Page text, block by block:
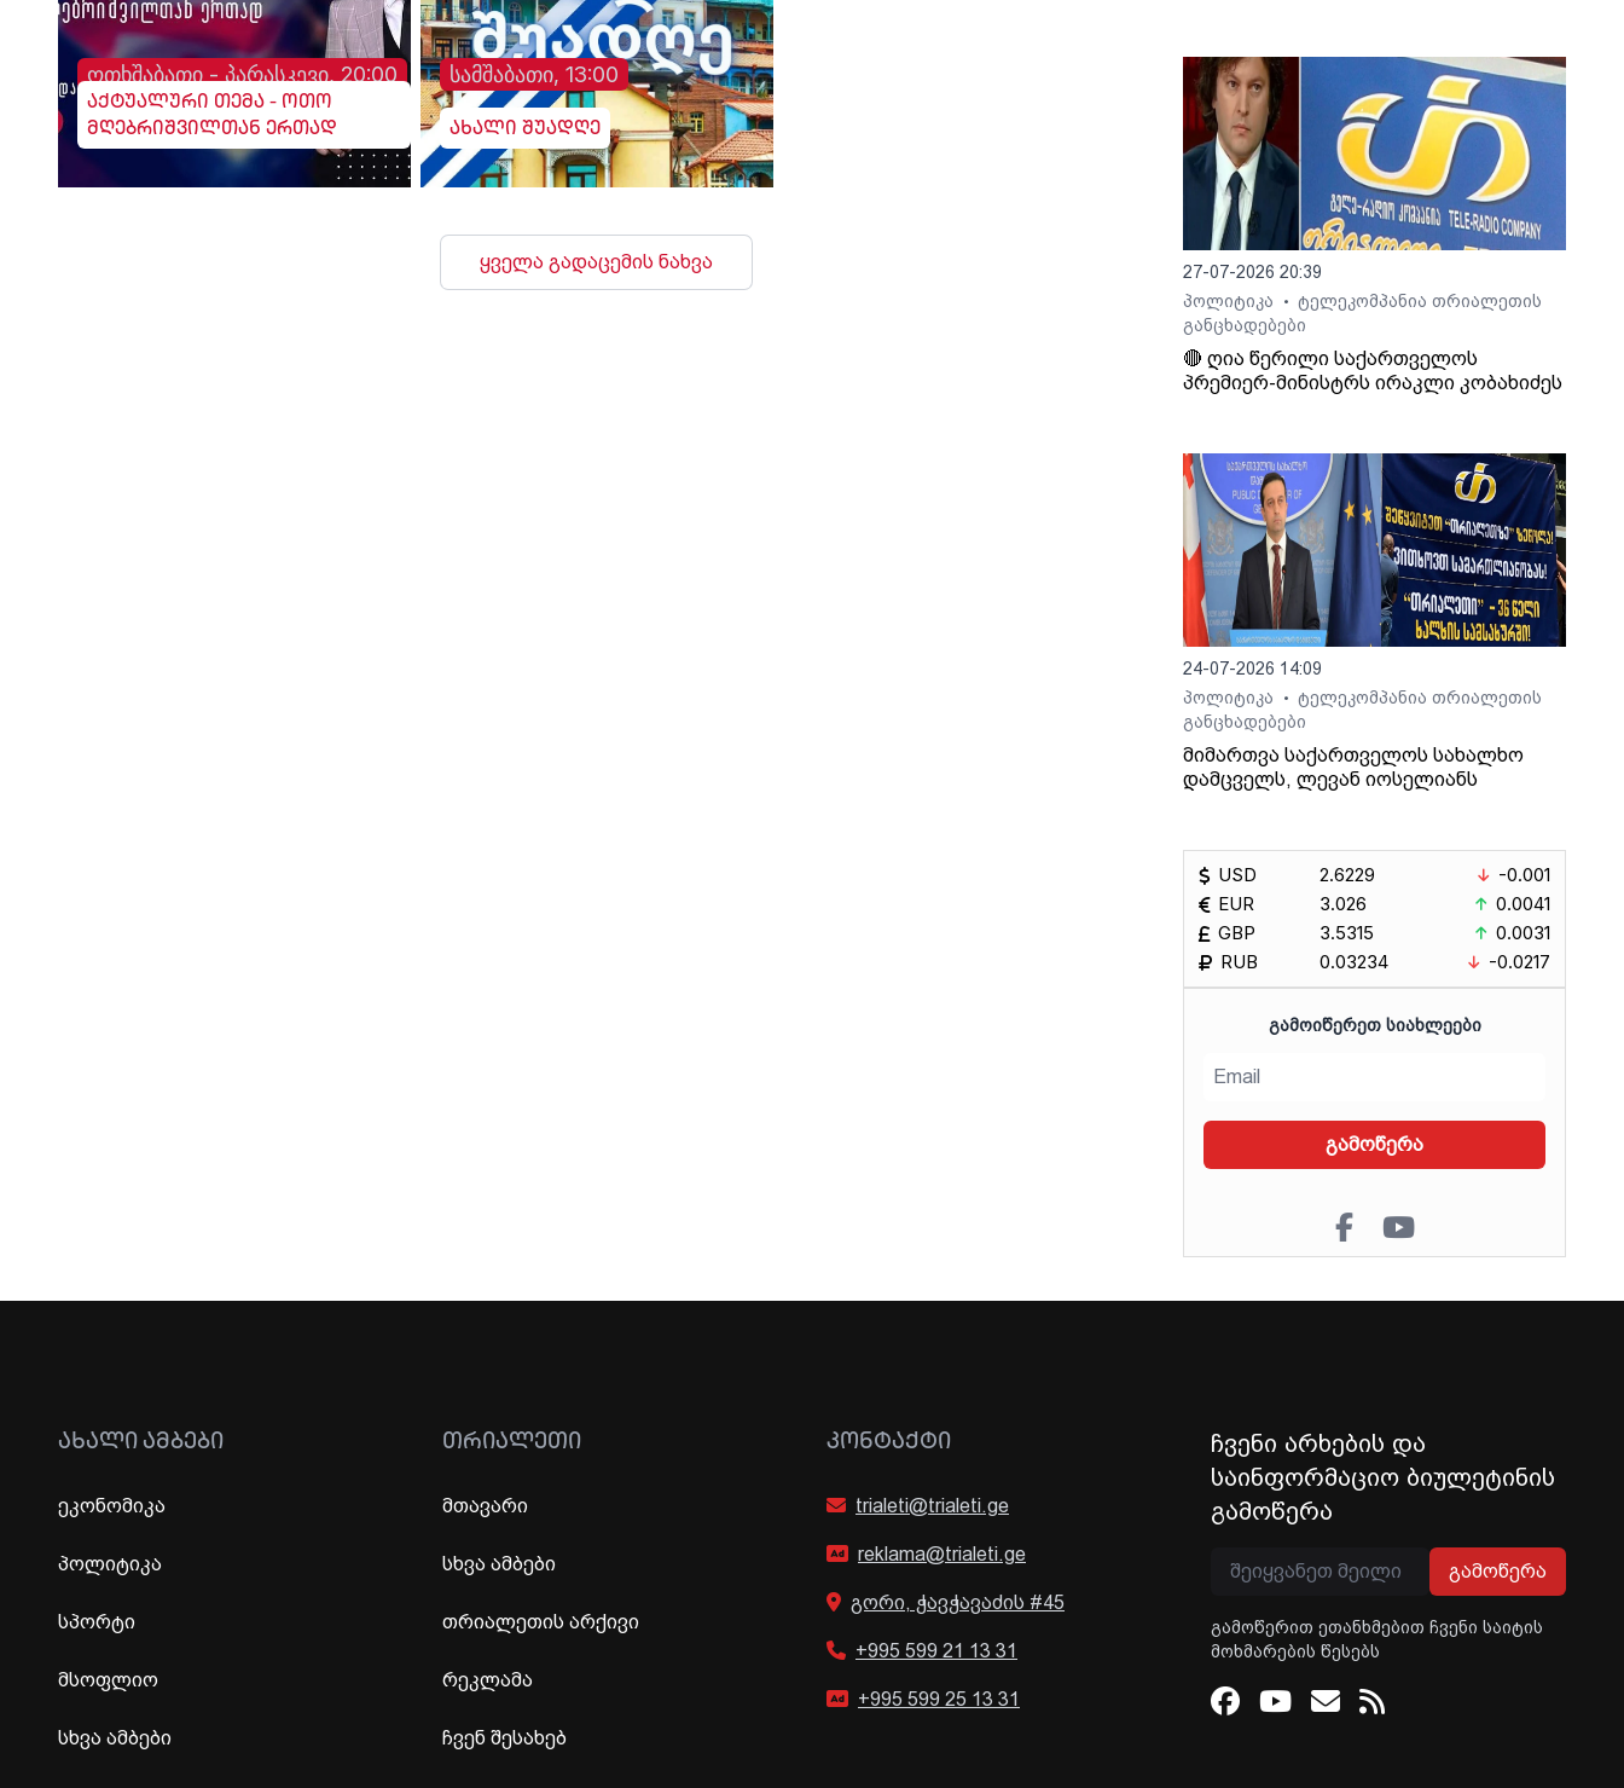
ოთხშაბათი - პარასკევი, 20:00
აქტუალური თემა - ოთო
მღებრიშვილთან ერთად
სამშაბათი, 13:00
ახალი შუადღე
ყველა გადაცემის ნახვა
27-07-2026 20:39
პოლიტიკა
•
ტელეკომპანია თრიალეთის
განცხადებები
🔴 ღია წერილი საქართველოს
პრემიერ-მინისტრს ირაკლი კობახიძეს
24-07-2026 14:09
პოლიტიკა
•
ტელეკომპანია თრიალეთის
განცხადებები
მიმართვა საქართველოს სახალხო
დამცველს, ლევან იოსელიანს
USD
EUR
GBP
RUB
2.6229
3.026
3.5315
0.03234
-0.001
0.0041
0.0031
-0.0217
ᲒᲐᲛᲝᲘᲬᲔᲠᲔᲗ ᲡᲘᲐᲮᲚᲔᲔᲑᲘ
გამოწერა
ᲐᲮᲐᲚᲘ ᲐᲛᲑᲔᲑᲘ
ეკონომიკა
პოლიტიკა
სპორტი
მსოფლიო
სხვა ამბები
ᲗᲠᲘᲐᲚᲔᲗᲘ
მთავარი
სხვა ამბები
თრიალეთის არქივი
რეკლამა
ჩვენ შესახებ
ᲙᲝᲜᲢᲐᲥᲢᲘ
trialeti@trialeti.ge
reklama@trialeti.ge
გორი, ჭავჭავაძის #45
+995 599 21 13 31
+995 599 25 13 31
ჩვენი არხების და
საინფორმაციო ბიულეტინის
გამოწერა
გამოწერა
გამოწერით ეთანხმებით ჩვენი საიტის
მოხმარების წესებს
Facebook
Youtube
Email
RSS